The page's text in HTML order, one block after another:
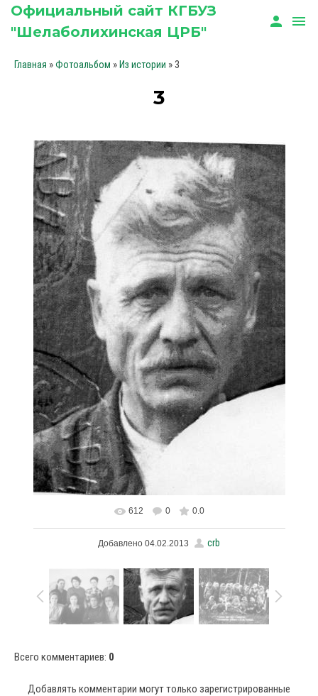
Официальный сайт КГБУЗ
"Шелаболихинская ЦРБ"
person menu
Главная »Фотоальбом » Из истории » 3
3
В реальном размере 1139x1600
612 0 0.0
Добавлено 04.02.2013 crb
Всего комментариев: 0
Добавлять комментарии могут только зарегистрированные